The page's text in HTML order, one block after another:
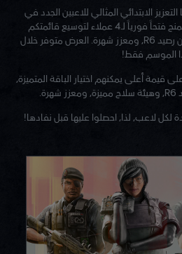
الابتدائي المثالي للاعبين الجدد في
Rainbow Six Siege، حيث تمنح فتحاً فورياً لـ4 عملاء لتوسيع قائمتكم
مباشرةً، بالإضافة إلى 1200 من رصيد R6، ومعزز شهرة. العرض متوفر خلال
الموسم فقط!
قيمة أعلى يمكنهم اختيار الباقة المتميزة،
لكل لاعب، لذا، احصلوا عليها قبل نفادها!